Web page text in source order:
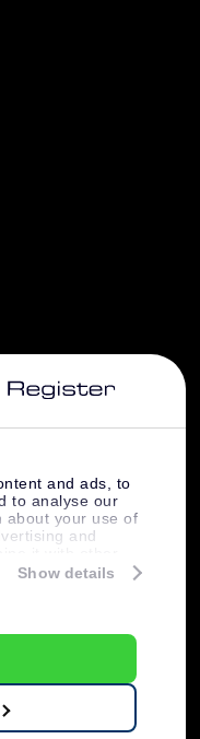
and ads, to
to analyse our
about your use of
and
them or that
Show details